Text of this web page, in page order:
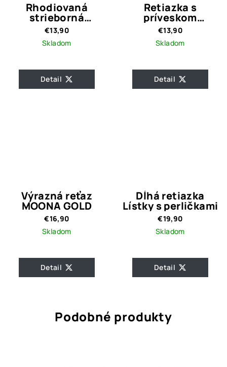
Rhodiovaná
strieborná
retiazka s
korunkou
€13,90
Skladom
Detail
Retiazka s
príveskom
strieborné
písmeno I
€13,90
Skladom
Detail
Výrazná reťaz
MOONA GOLD
€16,90
Skladom
Detail
Dĺhá retiazka
Lístky s perličkami
€19,90
Skladom
Detail
Podobné produkty